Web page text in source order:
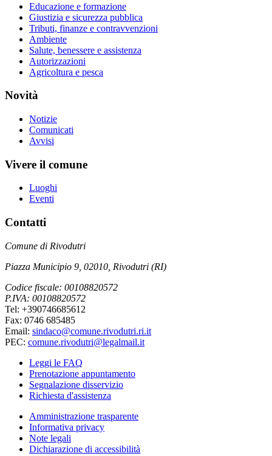
Educazione e formazione
Giustizia e sicurezza pubblica
Tributi, finanze e contravvenzioni
Ambiente
Salute, benessere e assistenza
Autorizzazioni
Agricoltura e pesca
Novità
Notizie
Comunicati
Avvisi
Vivere il comune
Luoghi
Eventi
Contatti
Comune di Rivodutri
Piazza Municipio 9, 02010, Rivodutri (RI)
Codice fiscale: 00108820572
P.IVA: 00108820572
Tel: +390746685612
Fax: 0746 685485
Email: sindaco@comune.rivodutri.ri.it
PEC: comune.rivodutri@legalmail.it
Leggi le FAQ
Prenotazione appuntamento
Segnalazione disservizio
Richiesta d'assistenza
Amministrazione trasparente
Informativa privacy
Note legali
Dichiarazione di accessibilità